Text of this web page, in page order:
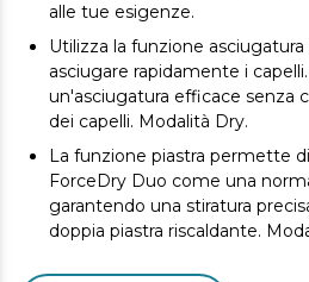
alle tue esigenze.
Utilizza la funzione
asciugare rapidamente i
un'asciugatura efficace senza
dei capelli. Modalità Dry.
La funzione piastra permette
ForceDry Duo come una
garantendo una stiratura
doppia piastra riscaldante.